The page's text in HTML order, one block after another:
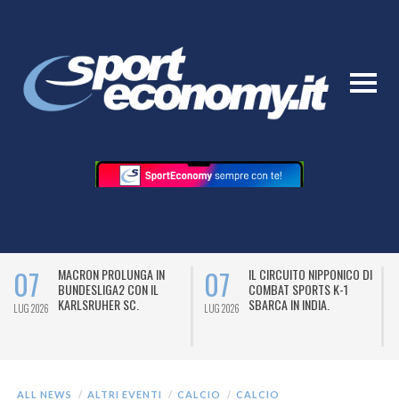
07
LUG 2026
MACRON PROLUNGA IN
BUNDESLIGA2 CON IL
KARLSRUHER SC.
07
LUG 2026
IL CIRCUITO NIPPONICO DI
COMBAT SPORTS K-1
SBARCA IN INDIA.
ALL NEWS ALTRI EVENTI CALCIO
CALCIO